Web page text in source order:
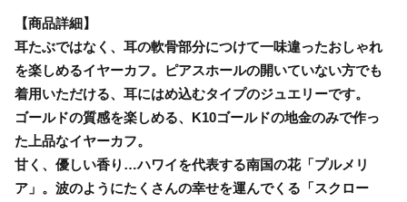
【商品詳細】
耳たぶではなく、耳の軟骨部分につけて一味違ったおしゃれ
を楽しめるイヤーカフ。ピアスホールの開いていない方でも
着用いただける、耳にはめ込むタイプのジュエリーです。
ゴールドの質感を楽しめる、K10ゴールドの地金のみで作っ
た上品なイヤーカフ。
甘く、優しい香り…ハワイを代表する南国の花「プルメリ
ア」。波のようにたくさんの幸せを運んでくる「スクロー